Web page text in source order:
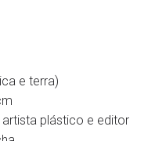
e terra)
plástico e editor